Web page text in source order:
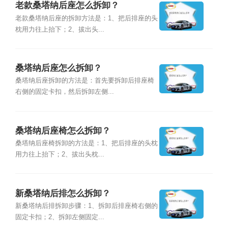
老款桑塔纳后座怎么拆卸？
老款桑塔纳后座的拆卸方法是：1、把后排座的头
枕用力往上抬下；2、拔出头...
桑塔纳后座怎么拆卸？
桑塔纳后座拆卸的方法是：首先要拆卸后排座椅
右侧的固定卡扣，然后拆卸左侧...
桑塔纳后座椅怎么拆卸？
桑塔纳后座椅拆卸的方法是：1、把后排座的头枕
用力往上抬下；2、拔出头枕...
新桑塔纳后排怎么拆卸？
新桑塔纳后排拆卸步骤：1、拆卸后排座椅右侧的
固定卡扣；2、拆卸左侧固定...